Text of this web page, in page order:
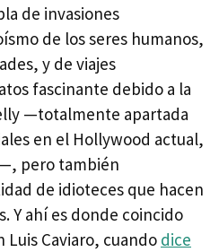
de invasiones
de los seres humanos,
y de viajes
fascinante debido a la
—totalmente apartada
en el Hollywood actual,
pero también
de idioteces que hacen
Y ahí es donde coincido
Caviaro, cuando dice